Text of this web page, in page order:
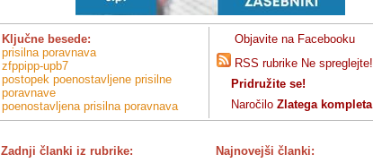
Ključne besede:
prisilna poravnava
zfppipp-upb7
postopek poenostavljene prisilne
poravnave
poenostavljena prisilna poravnava
Objavite na Facebooku
RSS rubrike Ne spreglejte!
Pridružite se!
Naročilo Zlatega kompleta
Zadnji članki iz rubrike:
Najnovejši članki: